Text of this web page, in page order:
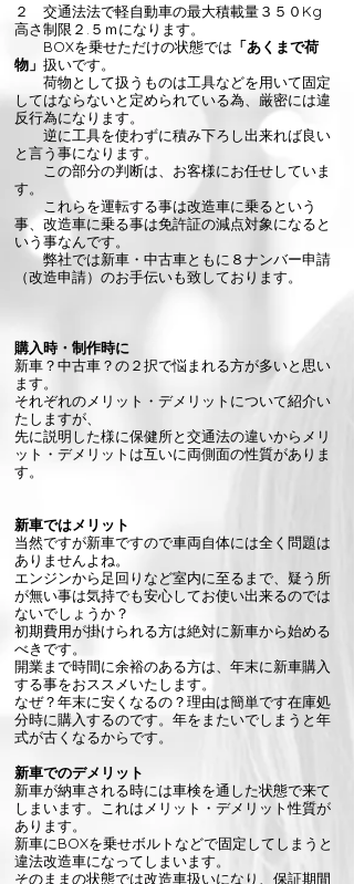
２ 交通法法で軽自動車の最大積載量３５０Kg
高さ制限２.５ｍになります。
BOXを乗せただけの状態では 「あくまで荷
物」 扱いです。
荷物として扱うものは工具などを用いて固定
してはならないと定められている為、厳密には違
反行為になります。
逆に工具を使わずに積み下ろし出来れば良い
と言う事になります。
この部分の判断は、お客様にお任せしていま
す。
これらを運転する事は改造車に乗るという
事、改造車に乗る事は免許証の減点対象になると
いう事なんです。
​ 弊社では新車・中古車ともに８ナンバー申請
（改造申請）のお手伝いも致しております。
購入時・制作時に
新車？中古車？の２択で悩まれる方が多いと思い
ます。
それぞれのメリット・デメリットについて紹介い
たしますが、
先に説明した様に保健所と交通法の違いからメリ
ット・デメリットは互いに両側面の性質がありま
す。
新車ではメリット
当然ですが新車ですので車両自体には全く問題は
ありませんよね。
エンジンから足回りなど室内に至るまで、疑う所
が無い事は気持でも安心してお使い出来るのでは
ないでしょうか？
初期費用が掛けられる方は絶対に新車から始める
べきです。
開業まで時間に余裕のある方は、年末に新車購入
する事をおススメいたします。​
なぜ？年末に安くなるの？理由は簡単です在庫処
分時に購入するのです。年をまたいでしまうと年
式が古くなるからです。
新車でのデメリット
新車が納車される時には車検を通した状態で来て
しまいます。これはメリット・デメリット性質が
あります。
新車にBOXを乗せボルトなどで固定してしまうと
違法改造車になってしまいます。
そのままの状態では改造車扱いになり、保証期間